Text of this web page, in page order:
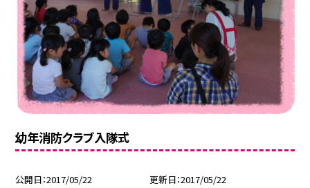
幼年消防クラブ入隊式
公開日 2017/05/22 更新日 2017/05/22